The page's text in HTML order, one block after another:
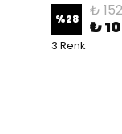
%28 ₺
₺
3 Renk